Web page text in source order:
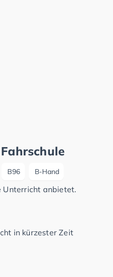
B96 B-Hand
Unterricht anbietet.
in kürzester Zeit